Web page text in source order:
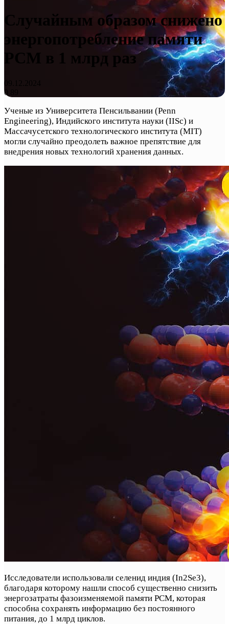
Случайным образом снижено
энергопотребление памяти
PCM в 1 млрд раз
09.12.2024
0
Ученые из Университета Пенсильвании (Penn
Engineering), Индийского института науки (IISc) и
Массачусетского технологического института (MIT)
могли случайно преодолеть важное препятствие для
внедрения новых технологий хранения данных.
Исследователи использовали селенид индия (In2Se3),
благодаря которому нашли способ существенно снизить
энергозатраты фазоизменяемой памяти PCM, которая
способна сохранять информацию без постоянного
питания, до 1 млрд циклов.